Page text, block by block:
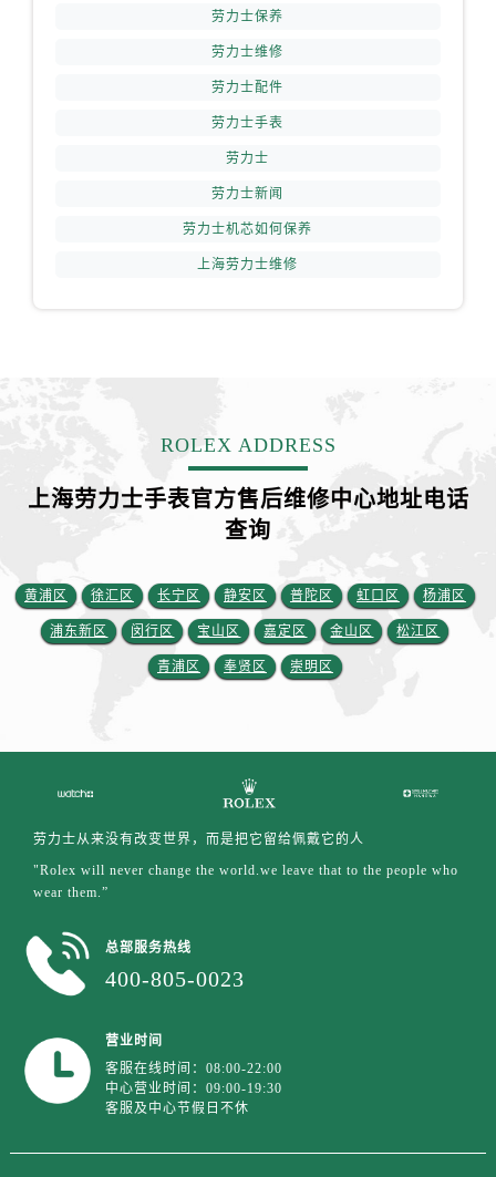
劳力士保养
劳力士维修
劳力士配件
劳力士手表
劳力士
劳力士新闻
劳力士机芯如何保养
上海劳力士维修
ROLEX ADDRESS
上海劳力士手表官方售后维修中心地址电话
查询
黄浦区 徐汇区 长宁区 静安区 普陀区 虹口区 杨浦区
浦东新区 闵行区 宝山区 嘉定区 金山区 松江区
青浦区 奉贤区 崇明区
劳力士从来没有改变世界，而是把它留给佩戴它的人
"Rolex will never change the world.we leave that to the people who
wear them.”
总部服务热线
400-805-0023
营业时间
客服在线时间：08:00-22:00
中心营业时间：09:00-19:30
客服及中心节假日不休